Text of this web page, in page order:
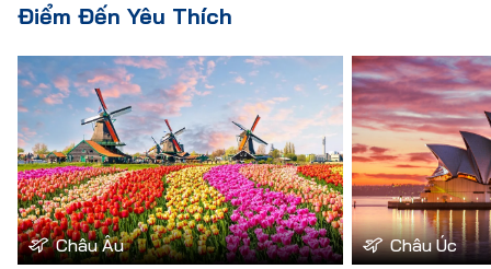
Điểm Đến Yêu Thích
Châu Âu Châu Úc